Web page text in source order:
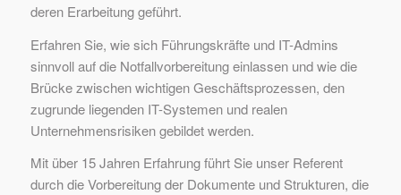
deren Erarbeitung geführt.
Erfahren Sie, wie sich Führungskräfte und IT-Admins
sinnvoll auf die Notfallvorbereitung einlassen und wie die
Brücke zwischen wichtigen Geschäftsprozessen, den
zugrunde liegenden IT-Systemen und realen
Unternehmensrisiken gebildet werden.
Mit über 15 Jahren Erfahrung führt Sie unser Referent
durch die Vorbereitung der Dokumente und Strukturen, die